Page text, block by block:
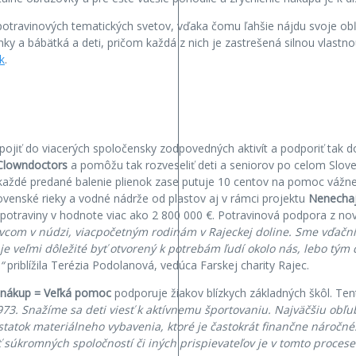
tematických svetov, vďaka čomu ľahšie nájdu svoje
bábätká a deti, pričom každá z nich je zastrešená silnou
.
do viacerých spoločensky zodpovedných aktivít a podporiť tak
a pomôžu tak rozveseliť deti a seniorov po celom
predané balenie plienok zase putuje 10 centov na pomoc
rieky a vodné nádrže od plastov aj v rámci projektu
v hodnote viac ako 2 800 000 €. Potravinová podpora z
v núdzi, viacpočetným rodinám v Rajeckej doline. Sme
veľmi dôležité byť otvorený k potrebám ľudí okolo nás, lebo
priblížila Terézia Podolanová, vedúca Farskej charity Rajec.
= Veľká pomoc podporuje žiakov blízkych základných škôl.
Snažíme sa deti viesť k aktívnemu športovaniu. Najväčšiu
materiálneho vybavenia, ktoré je častokrát finančne
spoločností či iných prispievateľov je v tomto procese